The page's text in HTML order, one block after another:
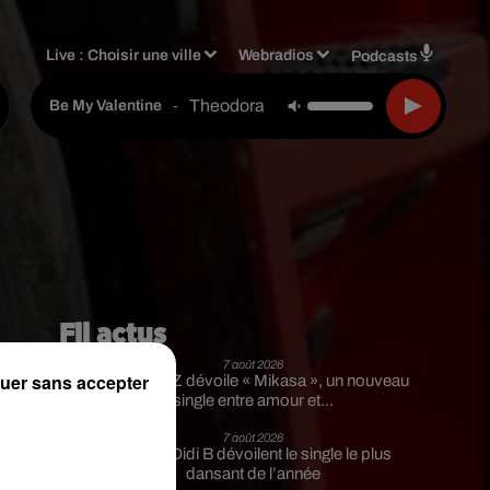
Live :Choisir une ville Webradios Podcasts
Be My Valentine - Theodora
Fil actus
7 août 2026
Moha MMZ dévoile « Mikasa », un nouveau
single entre amour et...
7 août 2026
Tayc et Didi B dévoilent le single le plus
dansant de l’année
sans accepter